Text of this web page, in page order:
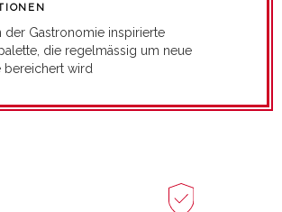
der Gastronomie inspirierte
die regelmässig um neue
bereichert wird